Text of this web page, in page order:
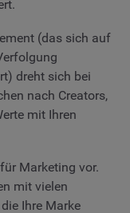
(das sich auf
dreht sich bei
nach Creators,
mit Ihren
Marketing vor.
mit vielen
Ihre Marke